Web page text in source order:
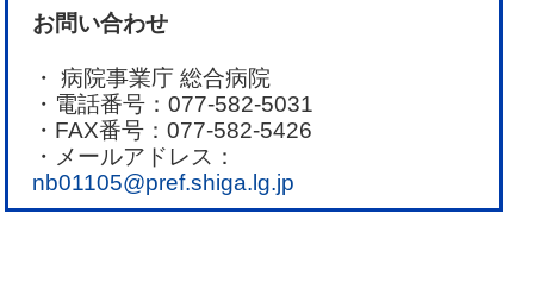
お問い合わせ
病院事業庁 総合病院
電話番号：077-582-5031
FAX番号：077-582-5426
メールアドレス：
nb01105@pref.shiga.lg.jp